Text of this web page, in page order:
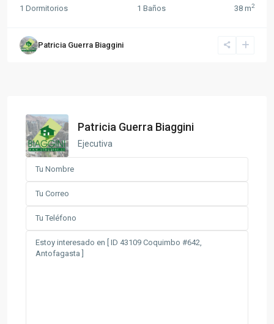
1 Dormitorios 1 Baños 38 m2
Patricia Guerra Biaggini
Patricia Guerra Biaggini
Ejecutiva